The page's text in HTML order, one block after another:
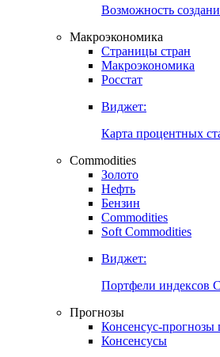
Ставки центральных
Создать индекс
Возможность
Страницы стран
Росстат
Виджет:
Карта процентных
Commodities
Золото
Бензин
Soft Commodities
Виджет:
Портфели индексов